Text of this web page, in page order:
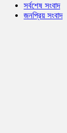
সর্বশেষ সংবাদ
জনপ্রিয় সংবাদ